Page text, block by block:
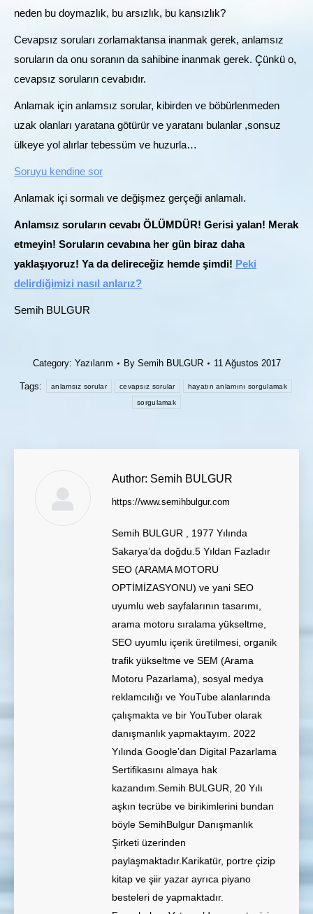
neden bu doymazlık, bu arsızlık, bu kansızlık?
Cevapsız soruları zorlamaktansa inanmak gerek, anlamsız
soruların da onu soranın da sahibine inanmak gerek. Çünkü o,
cevapsız soruların cevabıdır.
Anlamak için anlamsız sorular, kibirden ve böbürlenmeden
uzak olanları yaratana götürür ve yaratanı bulanlar ,sonsuz
ülkeye yol alırlar tebessüm ve huzurla…
Soruyu kendine sor
Anlamak içi sormalı ve değişmez gerçeği anlamalı.
Anlamsız soruların cevabı ÖLÜMDÜR! Gerisi yalan! Merak
etmeyin! Soruların cevabına her gün biraz daha
yaklaşıyoruz! Ya da delireceğiz hemde şimdi! Peki
delirdiğimizi nasıl anlarız?
Semih BULGUR
Category: Yazılarım By Semih BULGUR 11 Ağustos 2017
Tags: anlamsız sorular cevapsız sorular hayatın anlamını sorgulamak
sorgulamak
Author: Semih BULGUR
https://www.semihbulgur.com
Semih BULGUR , 1977 Yılında
Sakarya’da doğdu.5 Yıldan Fazladır
SEO (ARAMA MOTORU
OPTİMİZASYONU) ve yani SEO
uyumlu web sayfalarının tasarımı,
arama motoru sıralama yükseltme,
SEO uyumlu içerik üretilmesi, organik
trafik yükseltme ve SEM (Arama
Motoru Pazarlama), sosyal medya
reklamcılığı ve YouTube alanlarında
çalışmakta ve bir YouTuber olarak
danışmanlık yapmaktayım. 2022
Yılında Google’dan Digital Pazarlama
Sertifikasını almaya hak
kazandım.Semih BULGUR, 20 Yılı
aşkın tecrübe ve birikimlerini bundan
böyle SemihBulgur Danışmanlık
Şirketi üzerinden
paylaşmaktadır.Karikatür, portre çizip
kitap ve şiir yazar ayrıca piyano
besteleri de yapmaktadır.